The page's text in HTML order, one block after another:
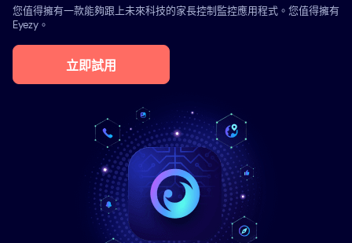
功能
關於我們
您值得擁有一款能夠跟上未來科技的家長控制監控應用程式。您值得擁有
Eyezy。
立即試用